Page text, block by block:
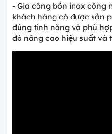
- Gia công bồn inox công
khách hàng có được sản
đúng tính năng và phù
đó nâng cao hiệu suất và